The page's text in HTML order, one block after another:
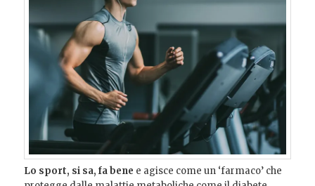
Lo sport, si sa, fa bene e agisce come un ‘farmaco’ che